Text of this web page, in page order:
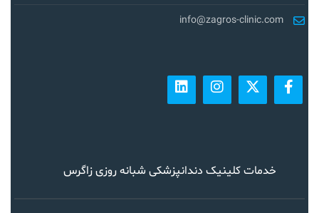
info@zagros-clinic.com
خدمات کلینیک دندانپزشکی شبانه روزی زاگرس